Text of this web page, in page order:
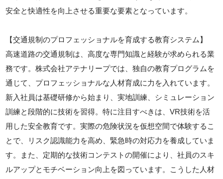
安全と快適性を向上させる重要な要素となっています。
【交通規制のプロフェッショナルを育成する教育システム】
高速道路の交通規制は、高度な専門知識と経験が求められる業
務です。株式会社アテナリープでは、独自の教育プログラムを
通じて、プロフェッショナルな人材育成に力を入れています。
新入社員は基礎研修から始まり、実地訓練、シミュレーション
訓練と段階的に技術を習得。特に注目すべきは、VR技術を活
用した安全教育です。実際の危険状況を仮想空間で体験するこ
とで、リスク認識能力を高め、緊急時の対応力を養成していま
す。また、定期的な技術コンテストの開催により、社員のスキ
ルアップとモチベーション向上を図っています。こうした人材